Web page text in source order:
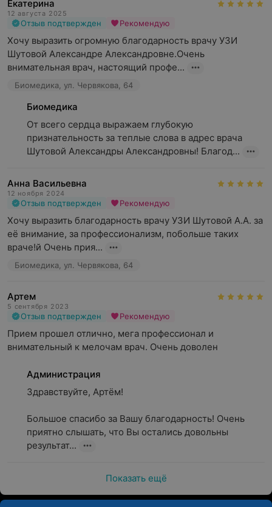
Екатерина
12 августа 2025
Отзыв подтвержден Рекомендую
Хочу выразить огромную благодарность врачу УЗИ
Шутовой Александре Александровне.Очень
внимательная врач, настоящий профе...
Биомедика, ул. Червякова, 64
Биомедика
От всего сердца выражаем глубокую
признательность за теплые слова в адрес врача
Шутовой Александры Александровны! Благод...
Анна Васильевна
12 ноября 2024
Отзыв подтвержден Рекомендую
Хочу выразить благодарность врачу УЗИ Шутовой А.А. за
её внимание, за профессионализм, побольше таких
враче!й Очень прия...
Биомедика, ул. Червякова, 64
Артем
5 сентября 2023
Отзыв подтвержден Рекомендую
Прием прошел отлично, мега профессионал и
внимательный к мелочам врач. Очень доволен
Администрация
Здравствуйте, Артём!
Большое спасибо за Вашу благодарность! Очень
приятно слышать, что Вы остались довольны
результат...
Показать ещё